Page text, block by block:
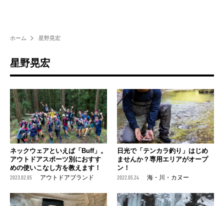
ホーム 星野晃宏
星野晃宏
ネックウェアといえば「Buff」。
アウトドアスポーツ別におすす
めの使いこなし方を教えます！
2023.02.05 アウトドアブランド
日光で「テンカラ釣り」はじめ
ませんか？専用エリアがオープ
ン！
2022.05.24 海・川・カヌー